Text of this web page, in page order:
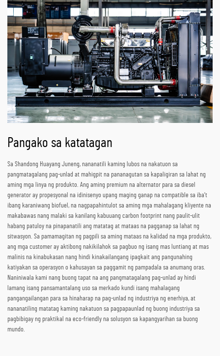
Pangako sa katatagan
Sa Shandong Huayang Juneng, nananatili kaming lubos na nakatuon sa
pangmatagalang pag-unlad at mahigpit na pananagutan sa kapaligiran sa lahat ng
aming mga linya ng produkto. Ang aming premium na alternator para sa diesel
generator ay propesyonal na idinisenyo upang maging ganap na compatible sa iba’t
ibang karaniwang biofuel, na nagpapahintulot sa aming mga mahalagang kliyente na
makabawas nang malaki sa kanilang kabuuang carbon footprint nang paulit-ulit
habang patuloy na pinapanatili ang matatag at mataas na pagganap sa lahat ng
sitwasyon. Sa pamamagitan ng pagpili sa aming mataas na kalidad na mga produkto,
ang mga customer ay aktibong nakikilahok sa pagbuo ng isang mas luntiang at mas
malinis na kinabukasan nang hindi kinakailangang ipagkait ang pangunahing
katiyakan sa operasyon o kahusayan sa paggamit ng pampadala sa anumang oras.
Naniniwala kami nang buong tapat na ang pangmatagalang pag-unlad ay hindi
lamang isang pansamantalang uso sa merkado kundi isang mahalagang
pangangailangan para sa hinaharap na pag-unlad ng industriya ng enerhiya, at
nananatiling matatag kaming nakatuon sa pagpapaunlad ng buong industriya sa
pagbibigay ng praktikal na eco-friendly na solusyon sa kapangyarihan sa buong
mundo.